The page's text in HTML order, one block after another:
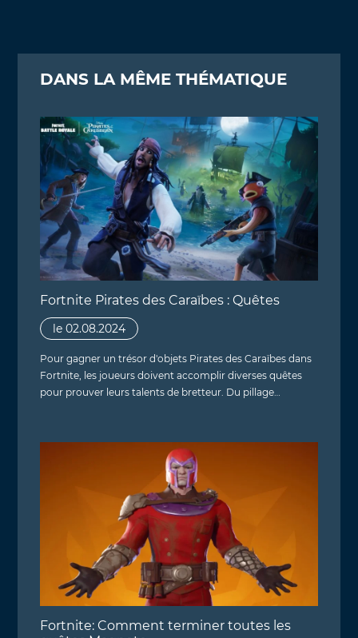
DANS LA MÊME THÉMATIQUE
Fortnite Pirates des Caraïbes : Quêtes
le 02.08.2024
Pour gagner un trésor d'objets Pirates des Caraïbes dans
Fortnite, les joueurs doivent accomplir diverses quêtes
pour prouver leurs talents de bretteur. Du pillage…
Fortnite: Comment terminer toutes les